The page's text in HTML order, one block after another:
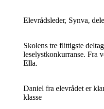
Elevrådsleder, Synva,
Skolens tre flittigste
leselystkonkurranse. Fra
Ella.
Daniel fra elevrådet er
klasse